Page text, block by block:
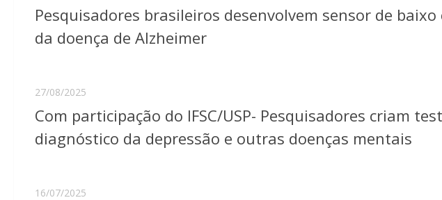
Pesquisadores brasileiros desenvolvem sensor de
da doença de Alzheimer
27/08/2025
Com participação do IFSC/USP- Pesquisadores criam
diagnóstico da depressão e outras doenças mentais
16/07/2025